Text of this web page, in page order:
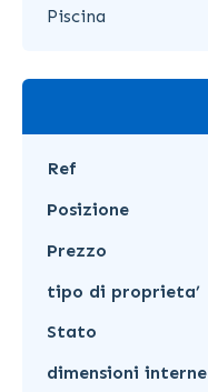
Piscina
Ref
Posizione
Prezzo
tipo di proprieta’
Stato
dimensioni interne